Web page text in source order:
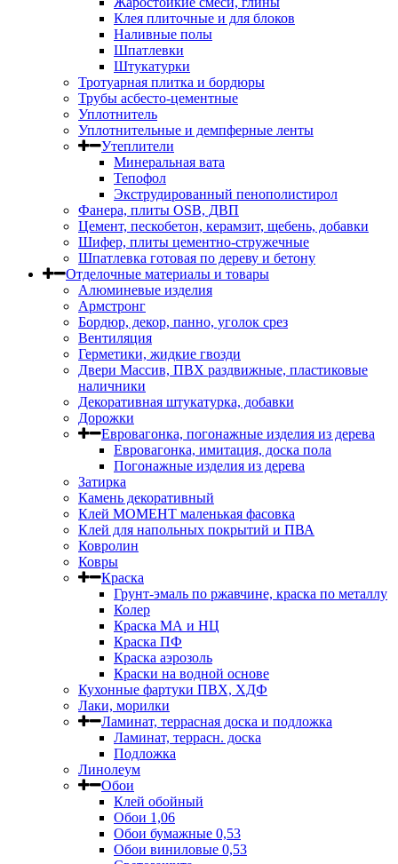
Клея плиточные и для блоков
Наливные полы
Шпатлевки
Штукатурки
Тротуарная плитка и бордюры
Трубы асбесто-цементные
Уплотнитель
Уплотнительные и демпферные ленты
Утеплители
Минеральная вата
Тепофол
Экструдированный пенополистирол
Фанера, плиты OSB, ДВП
Цемент, пескобетон, керамзит, щебень, добавки
Шифер, плиты цементно-стружечные
Шпатлевка готовая по дереву и бетону
Отделочные материалы и товары
Алюминевые изделия
Армстронг
Бордюр, декор, панно, уголок срез
Вентиляция
Герметики, жидкие гвозди
Двери Массив, ПВХ раздвижные, пластиковые
наличники
Декоративная штукатурка, добавки
Дорожки
Евровагонка, погонажные изделия из дерева
Евровагонка, имитация, доска пола
Погонажные изделия из дерева
Затирка
Камень декоративный
Клей МОМЕНТ маленькая фасовка
Клей для напольных покрытий и ПВА
Ковролин
Ковры
Краска
Грунт-эмаль по ржавчине, краска по металлу
Колер
Краска МА и НЦ
Краска ПФ
Краска аэрозоль
Краски на водной основе
Кухонные фартуки ПВХ, ХДФ
Лаки, морилки
Ламинат, террасная доска и подложка
Ламинат, террасн. доска
Подложка
Линолеум
Обои
Клей обойный
Обои 1,06
Обои бумажные 0,53
Обои виниловые 0,53